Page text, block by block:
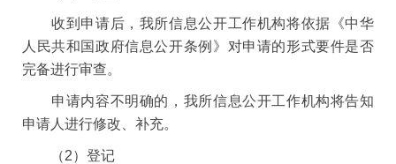
收到申请后，我所信息公开工作机构将依据《中华
人民共和国政府信息公开条例》对申请的形式要件是否
完备进行审查。
申请内容不明确的，我所信息公开工作机构将告知
申请人进行修改、补充。
（2）登记